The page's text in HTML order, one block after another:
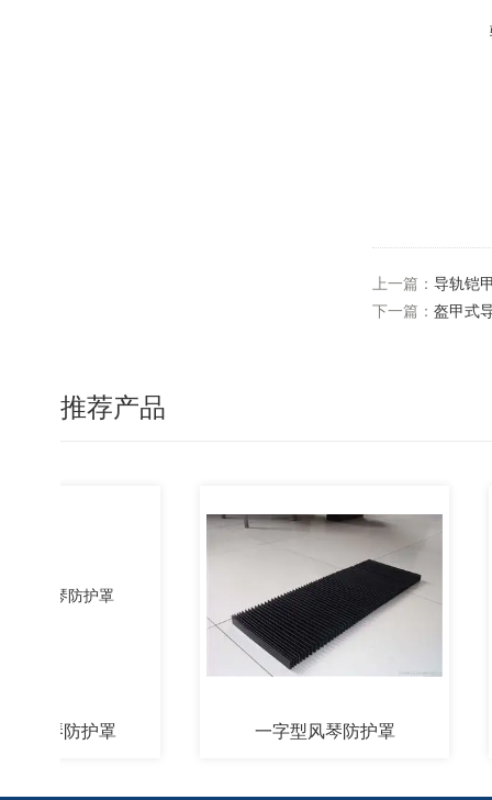
上一篇： 导轨铠
下一篇： 盔甲式
推荐产品
琴防护罩 一字型风琴防护罩